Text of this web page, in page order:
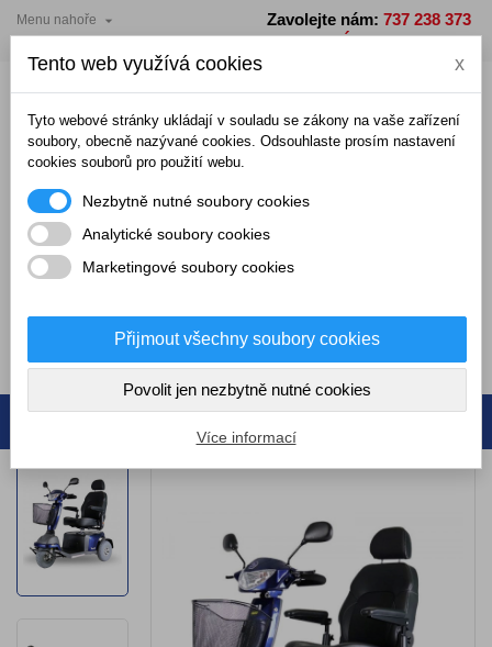
Přidat do seznamu přání ×
add_circle_outline Vytvořit nový seznam
Vytvořit seznam přání ×
Zrušit Vytvořit seznam přání
Přihlásit se ×
Musíte být přihlášení, abyste mohli ukládat produkty do
seznamu přání.
Zrušit Přihlásit se
Menu nahoře  Zavolejte nám: 737 238 373
PO - PÁ: 7 - 15 hodin
0,00 Kč
Tento web využívá cookies x
Tyto webové stránky ukládají v souladu se zákony na vaše zařízení
soubory, obecně nazývané cookies. Odsouhlaste prosím nastavení
cookies souborů pro použití webu.
Nezbytně nutné soubory cookies
Analytické soubory cookies
Marketingové soubory cookies
Přijmout všechny soubory cookies
Povolit jen nezbytně nutné cookies
Více informací